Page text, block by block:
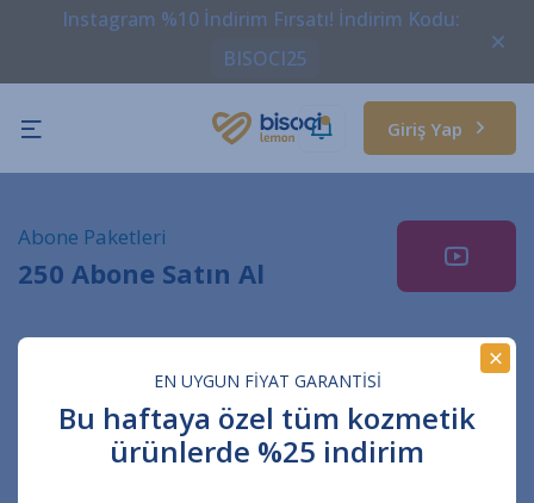
Instagram %10 İndirim Fırsatı! İndirim Kodu:
BISOCI25
Giriş Yap
Abone Paketleri
250 Abone Satın Al
Profil Linkini Giriniz
Gönderi adresini doğru girdiğinizden emin
olun.
EN UYGUN FİYAT GARANTİSİ
Bu haftaya özel tüm kozmetik
ürünlerde %25 indirim